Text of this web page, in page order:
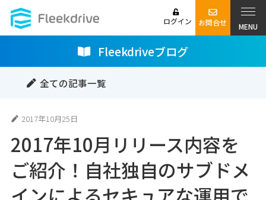
MENU
ログイン お問合せ
Fleekdriveブログ
全ての記事一覧
2017年10月25日
2017年10月リリース内容を
ご紹介！自社独自のサブドメ